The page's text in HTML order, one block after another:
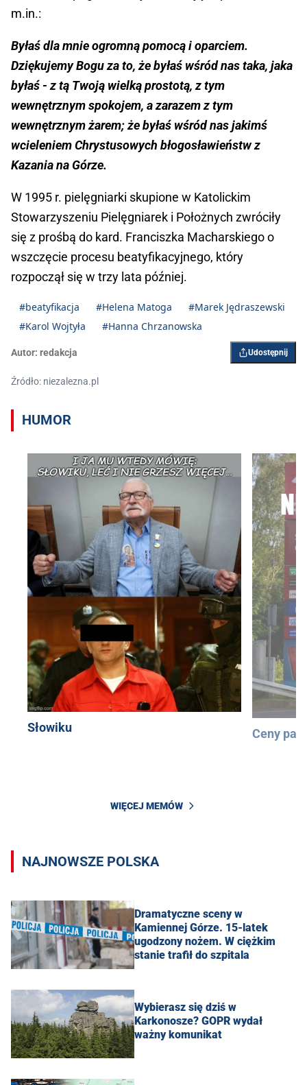
m.in.:
Byłaś dla mnie ogromną pomocą i oparciem.
Dziękujemy Bogu za to, że byłaś wśród nas taka, jaka
byłaś - z tą Twoją wielką prostotą, z tym
wewnętrznym spokojem, a zarazem z tym
wewnętrznym żarem; że byłaś wśród nas jakimś
wcieleniem Chrystusowych błogosławieństw z
Kazania na Górze.
W 1995 r. pielęgniarki skupione w Katolickim
Stowarzyszeniu Pielęgniarek i Położnych zwróciły
się z prośbą do kard. Franciszka Macharskiego o
wszczęcie procesu beatyfikacyjnego, który
rozpoczął się w trzy lata później.
#beatyfikacja #Helena Matoga
#Marek Jędraszewski
#Karol Wojtyła
#Hanna Chrzanowska
Autor: redakcja Udostępnij
Źródło: niezalezna.pl
HUMOR
Słowiku Ceny
WIĘCEJ MEMÓW
NAJNOWSZE POLSKA
Dramatyczne sceny w
Kamiennej Górze. 15-latek
ugodzony nożem. W ciężkim
stanie trafił do szpitala
Wybierasz się dziś w
Karkonosze? GOPR wydał
ważny komunikat